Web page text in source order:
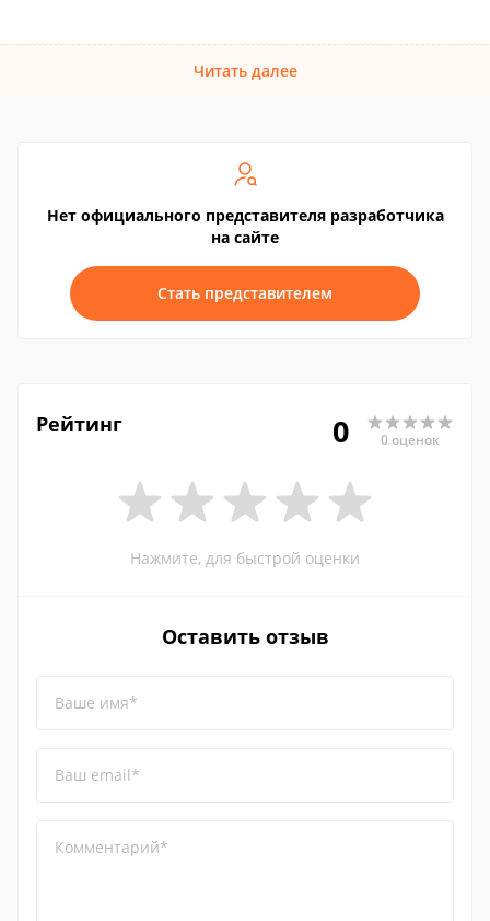
Читать далее
Нет официального представителя разработчика
на сайте
Стать представителем
Рейтинг 0 0 оценок
Нажмите, для быстрой оценки
Оставить отзыв
Ваше имя*
Ваш email*
Комментарий*